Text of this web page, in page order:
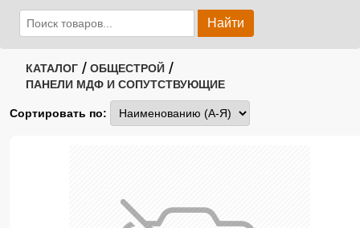
Найти
КАТАЛОГ / ОБЩЕСТРОЙ /
ПАНЕЛИ МДФ И СОПУТСТВУЮЩИЕ
Сортировать по: